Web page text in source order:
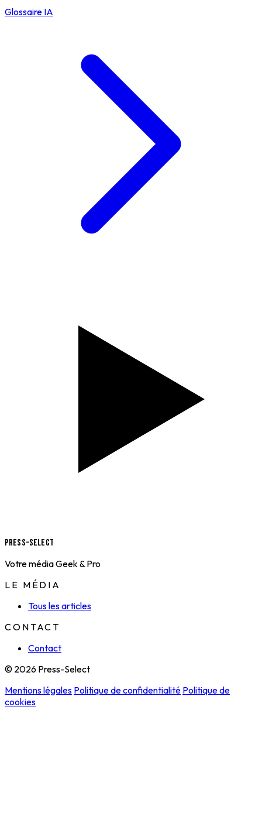
Glossaire IA
Press-Select
Votre média Geek & Pro
LE MÉDIA
Tous les articles
CONTACT
Contact
© 2026 Press-Select
Mentions légales Politique de confidentialité Politique de
cookies